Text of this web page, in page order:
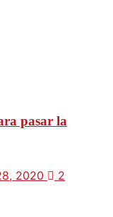
pasar la
2020 2